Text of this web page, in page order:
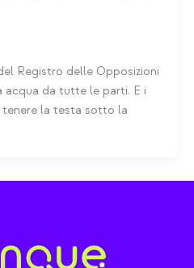
Registro delle Opposizioni
acqua da tutte le parti. E i
tenere la testa sotto la